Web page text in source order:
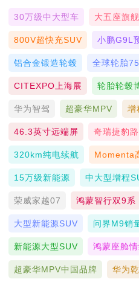
30万级中大型车 大五座旗
800V超快充SUV 小鹏G9L
铝合金锻造轮毂 全球轮胎
CITEXPO上海展 轮胎轮毂
华为智驾 超豪华MPV 增
46.3英寸远端屏 奇瑞捷豹
320km纯电续航 Momenta
15万级新能源 中大型增程
荣威家越07 鸿蒙智行双9系
大型新能源SUV 问界M9销
新能源大型SUV 鸿蒙座舱
超豪华MPV中国品牌 华为